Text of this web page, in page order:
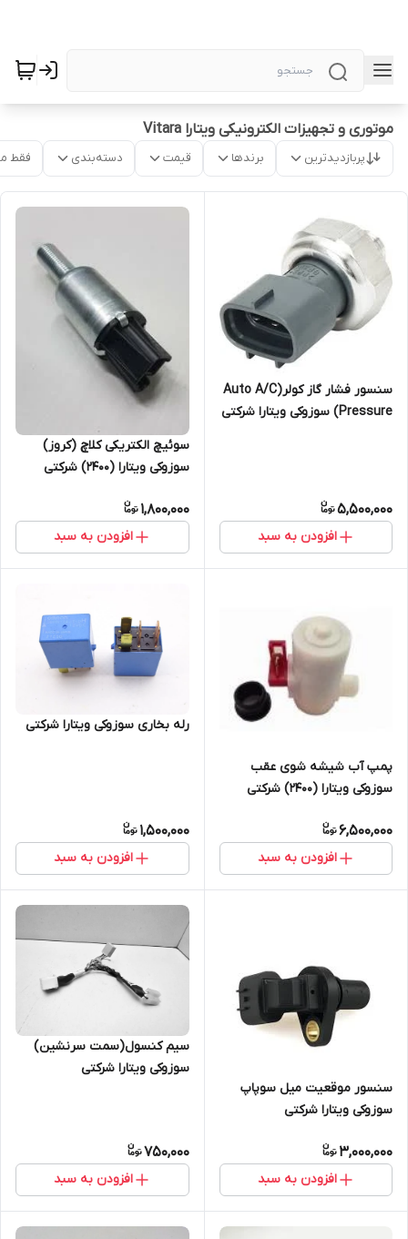
موتوری و تجهیزات الکترونیکی ویتارا Vitara
پربازدیدترین برندها قیمت دسته‌بندی فقط
سنسور فشار گاز کولر(Auto A/C
Pressure) سوزوکی ویتارا شرکتی
5,500,000
افزودن به سبد
سوئیچ الکتریکی کلاچ (کروز)
سوزوکی ویتارا (2400) شرکتی
1,800,000
افزودن به سبد
پمپ آب شیشه شوی عقب
سوزوکی ویتارا (2400) شرکتی
6,500,000
افزودن به سبد
رله بخاری سوزوکی ویتارا شرکتی
1,500,000
افزودن به سبد
سنسور موقعیت میل سوپاپ
سوزوکی ویتارا شرکتی
3,000,000
افزودن به سبد
سیم کنسول(سمت سرنشین)
سوزوکی ویتارا شرکتی
750,000
افزودن به سبد